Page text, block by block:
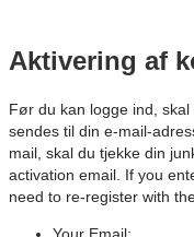
Aktivering af
Før du kan logge ind,
sendes til din e-mail-
mail, skal du tjekke din
activation email. If you
need to re-register with